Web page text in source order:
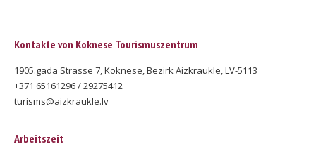
Kontakte von Koknese Tourismuszentrum
1905.gada Strasse 7, Koknese, Bezirk Aizkraukle, LV-5113
+371 65161296 / 29275412
turisms@aizkraukle.lv
Arbeitszeit